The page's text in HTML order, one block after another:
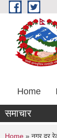
Skip to main
Home
समाचार
Home » नगर दर